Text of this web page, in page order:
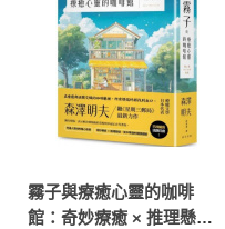
霧子與療癒心靈的咖啡
館：奇妙療癒 × 推理懸